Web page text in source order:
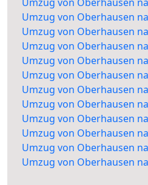
Umzug von Oberhausen
Umzug von Oberhausen
Umzug von Oberhausen
Umzug von Oberhausen
Umzug von Oberhausen
Umzug von Oberhausen
Umzug von Oberhausen
Umzug von Oberhausen
Umzug von Oberhausen
Umzug von Oberhausen
Umzug von Oberhausen